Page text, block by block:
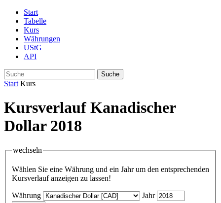
Start
Tabelle
Kurs
Währungen
UStG
API
Suche
Start Kurs
Kursverlauf Kanadischer
Dollar 2018
wechseln
Wählen Sie eine Währung und ein Jahr um den entsprechenden
Kursverlauf anzeigen zu lassen!
Währung Jahr